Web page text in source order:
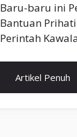
Baru-baru ini
Bantuan
Perintah
Artikel Penuh